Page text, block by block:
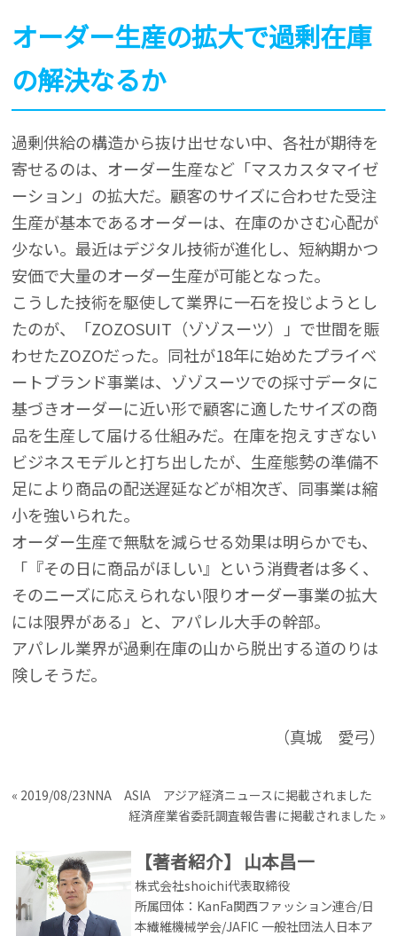
オーダー生産の拡大で過剰在庫
の解決なるか
過剰供給の構造から抜け出せない中、各社が期待を
寄せるのは、オーダー生産など「マスカスタマイゼ
ーション」の拡大だ。顧客のサイズに合わせた受注
生産が基本であるオーダーは、在庫のかさむ心配が
少ない。最近はデジタル技術が進化し、短納期かつ
安価で大量のオーダー生産が可能となった。
こうした技術を駆使して業界に一石を投じようとし
たのが、「ZOZOSUIT（ゾゾスーツ）」で世間を賑
わせたZOZOだった。同社が18年に始めたプライベ
ートブランド事業は、ゾゾスーツでの採寸データに
基づきオーダーに近い形で顧客に適したサイズの商
品を生産して届ける仕組みだ。在庫を抱えすぎない
ビジネスモデルと打ち出したが、生産態勢の準備不
足により商品の配送遅延などが相次ぎ、同事業は縮
小を強いられた。
オーダー生産で無駄を減らせる効果は明らかでも、
「『その日に商品がほしい』という消費者は多く、
そのニーズに応えられない限りオーダー事業の拡大
には限界がある」と、アパレル大手の幹部。
アパレル業界が過剰在庫の山から脱出する道のりは
険しそうだ。
（真城 愛弓）
« 2019/08/23NNA ASIA アジア経済ニュースに掲載されました
経済産業省委託調査報告書に掲載されました »
【著者紹介】 山本昌一
株式会社shoichi代表取締役
所属団体：KanFa関西ファッション連合/日
本繊維機械学会/JAFIC 一般社団法人日本ア